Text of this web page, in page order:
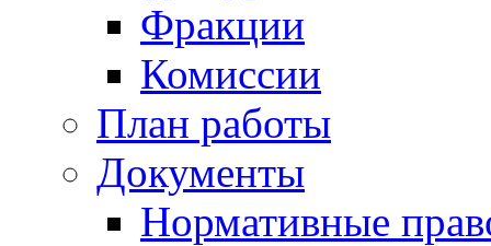
Фракции
Комиссии
План работы
Документы
Нормативные